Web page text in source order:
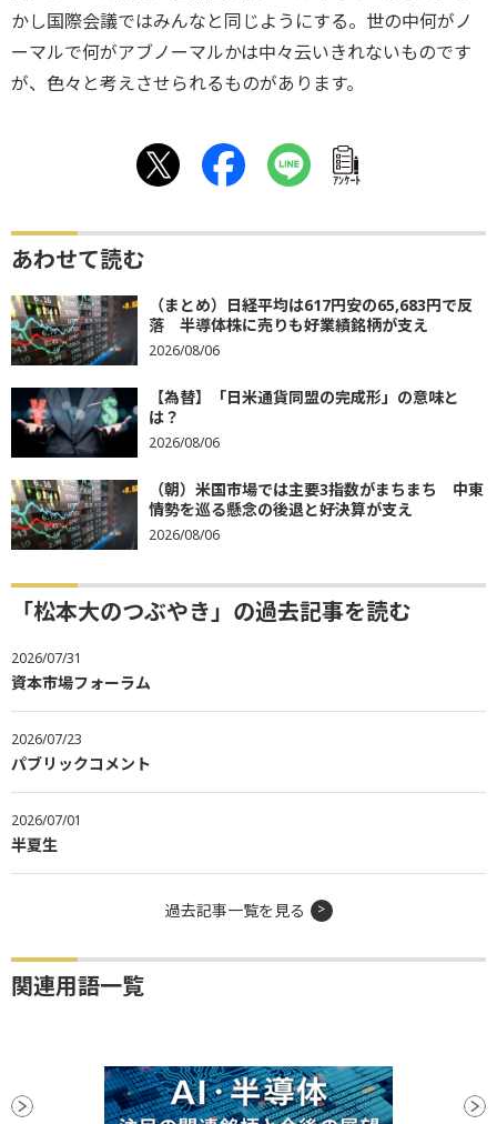
かし国際会議ではみんなと同じようにする。世の中何がノ
ーマルで何がアブノーマルかは中々云いきれないものです
が、色々と考えさせられるものがあります。
ｱﾝｹｰﾄ
あわせて読む
（まとめ）日経平均は617円安の65,683円で反
落 半導体株に売りも好業績銘柄が支え
2026/08/06
【為替】「日米通貨同盟の完成形」の意味と
は？
2026/08/06
（朝）米国市場では主要3指数がまちまち 中東
情勢を巡る懸念の後退と好決算が支え
2026/08/06
「松本大のつぶやき」の過去記事を読む
2026/07/31
資本市場フォーラム
2026/07/23
パブリックコメント
2026/07/01
半夏生
過去記事一覧を見る
関連用語一覧